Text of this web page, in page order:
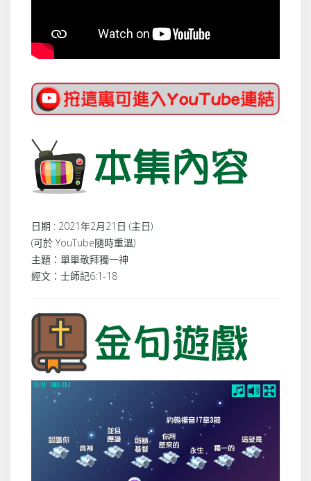
日期 : 2021年2月21日 (主日)
(可於 YouTube隨時重溫)
主題：單單敬拜獨一神
經文：士師記6:1-18